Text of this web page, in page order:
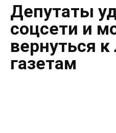
Депутаты
соцсети и
вернуться
газетам